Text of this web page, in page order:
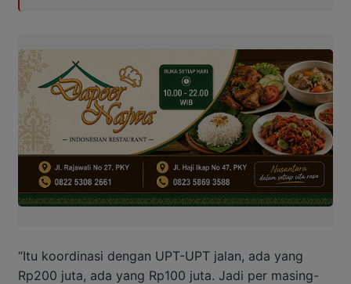
“Itu koordinasi dengan UPT-UPT jalan, ada yang
Rp200 juta, ada yang Rp100 juta. Jadi per masing-